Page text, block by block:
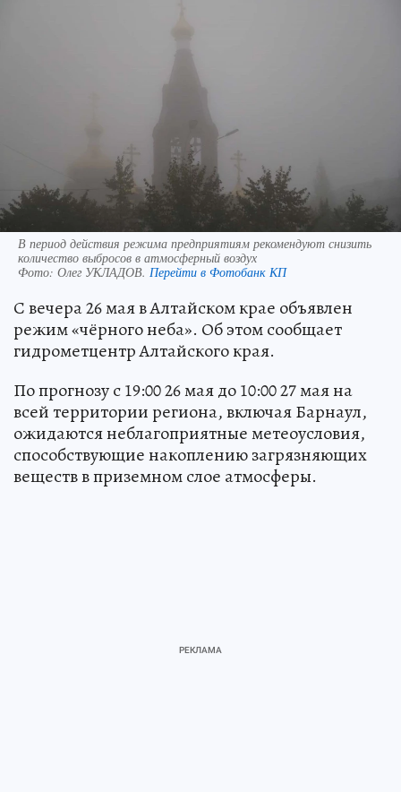
В период действия режима предприятиям рекомендуют снизить
количество выбросов в атмосферный воздух
Фото: Олег УКЛАДОВ. Перейти в Фотобанк КП
С вечера 26 мая в Алтайском крае объявлен
режим «чёрного неба». Об этом сообщает
гидрометцентр Алтайского края.
По прогнозу с 19:00 26 мая до 10:00 27 мая на
всей территории региона, включая Барнаул,
ожидаются неблагоприятные метеоусловия,
способствующие накоплению загрязняющих
веществ в приземном слое атмосферы.